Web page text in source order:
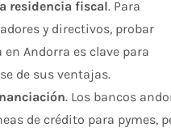
residencia fiscal. Para
y directivos, probar
en Andorra es clave para
de sus ventajas.
. Los bancos
de crédito para pymes,